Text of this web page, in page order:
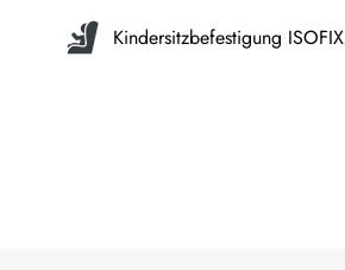
Kindersitzbefestigung ISOFIX